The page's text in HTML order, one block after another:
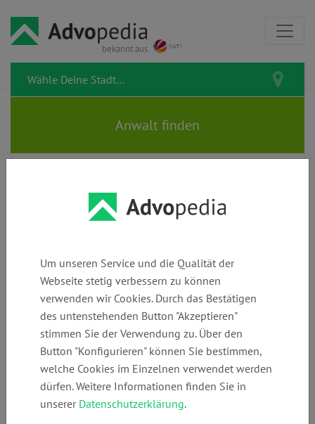
bekannt aus
Rechtsanwältin SASCHA
Arbeitsrecht |
Datenschutzbeauftragte
Telefon:
+49 (0)
4032598940
E-Mail:
info@ra-
slotzkat.eu
www.ra-
slotzkat.eu
Um unseren Service und die Qualität der
Webseite stetig verbessern zu können
verwenden wir Cookies. Durch das Bestätigen
des untenstehenden Button "Akzeptieren"
stimmen Sie der Verwendung zu. Über den
Button "Konfigurieren" können Sie bestimmen,
welche Cookies im Einzelnen verwendet werden
dürfen. Weitere Informationen finden Sie in
unserer Datenschutzerklärung.